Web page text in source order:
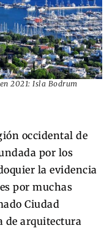
2021: Isla Bodrum
occidental de
por los
la evidencia
por muchas
Ciudad
de arquitectura